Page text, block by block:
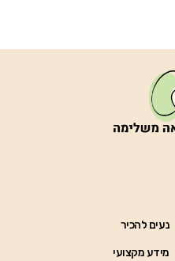
נעים להכיר
מידע מקצועי